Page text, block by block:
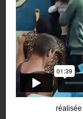
réalisée